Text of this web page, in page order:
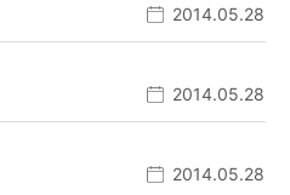
2014.05.28
2014.05.28
2014.05.28